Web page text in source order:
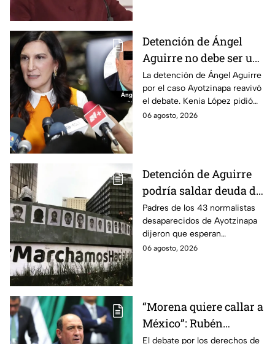
Detención de Ángel
Aguirre no debe ser un
distractor, pide Kenia
López; exige justicia
por caso Ayotzinapa
La detención de Ángel Aguirre
por el caso Ayotzinapa reavivó
el debate. Kenia López pidió
que no sea un distractor
06 agosto, 2026
Detención de Aguirre
podría saldar deuda de
justicia: padres de los
43 de Ayotzinapa
Padres de los 43 normalistas
desaparecidos de Ayotzinapa
dijeron que esperan
información oficial sobre la
06 agosto, 2026
“Morena quiere callar a
México”: Rubén
Moreira pide frenar
El debate por los derechos de